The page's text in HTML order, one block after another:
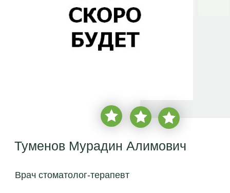
Туменов Мурадин Алимович
консультацию